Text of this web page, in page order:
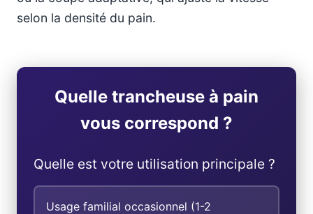
selon la densité du pain.
Quelle trancheuse à pain
vous correspond ?
Quelle est votre utilisation principale ?
Usage familial occasionnel (1-2